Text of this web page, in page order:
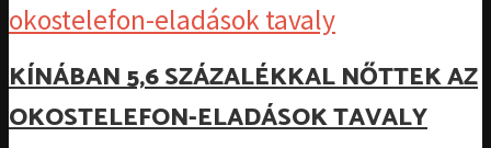
KÍNÁBAN 5,6 SZÁZALÉKKAL NŐTTEK AZ
OKOSTELEFON-ELADÁSOK TAVALY